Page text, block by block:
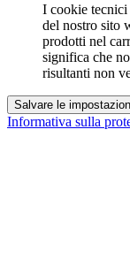
I cookie tecnici
del nostro sito
prodotti nel
significa che
risultanti non
Salvare le
Informativa sulla